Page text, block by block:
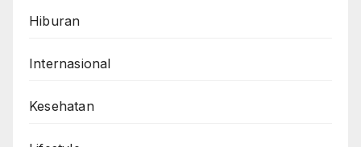
Hiburan
Internasional
Kesehatan